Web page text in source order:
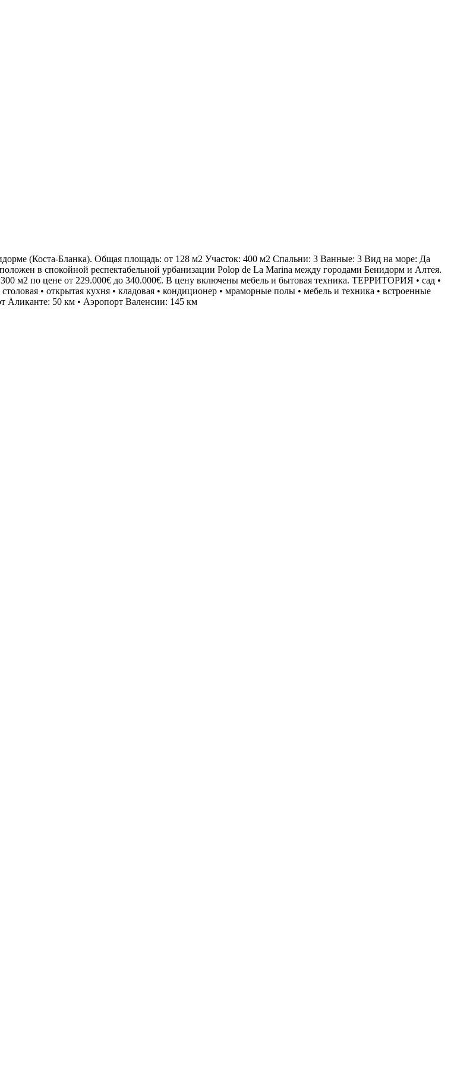
(Коста-Бланка). Общая площадь: от 128 м2 Участок: 400 м2 Спальни: 3 Ванные: 3 Вид на море: Да
в спокойной респектабельной урбанизации Polop de La Marina между городами Бенидорм и Алтея.
м2 по цене от 229.000€ до 340.000€. В цену включены мебель и бытовая техника. ТЕРРИТОРИЯ • сад •
• открытая кухня • кладовая • кондиционер • мраморные полы • мебель и техника • встроенные
50 км • Аэропорт Валенсии: 145 км